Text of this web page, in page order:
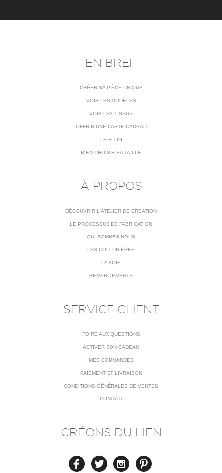
EN BREF
CRÉER SA PIÈCE UNIQUE
VOIR LES MODÈLES
VOIR LES TISSUS
OFFRIR UNE CARTE CADEAU
LE BLOG
BIEN CHOISIR SA TAILLE
À PROPOS
DÉCOUVRIR L'ATELIER DE CRÉATION
LE PROCESSUS DE FABRICATION
QUI SOMMES NOUS
LES COUTURIÈRES
LA SOIE
REMERCIEMENTS
SERVICE CLIENT
FOIRE AUX QUESTIONS
ACTIVER SON CADEAU
MES COMMANDES
PAIEMENT ET LIVRAISON
CONDITIONS GÉNÉRALES DE VENTES
CONTACT
CRÉONS DU LIEN